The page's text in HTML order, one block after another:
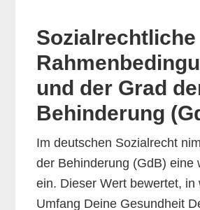
Sozialrechtliche
und der Grad
Behinderung
Im deutschen Sozialrecht
der Behinderung (GdB) eine
ein. Dieser Wert bewertet, in
Umfang Deine Gesundheit